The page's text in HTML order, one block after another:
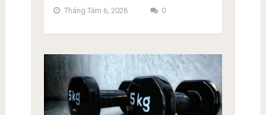
Tháng Tám 6, 2026 0